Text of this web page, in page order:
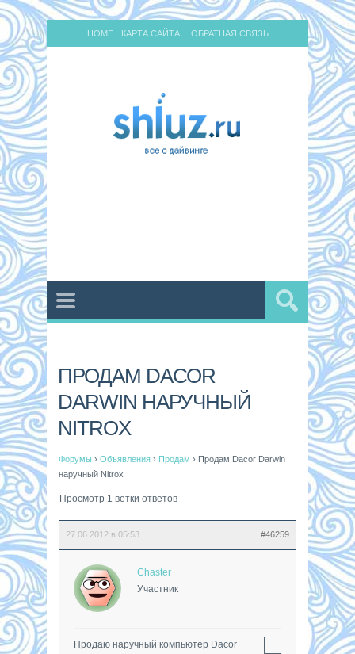
HOME КАРТА САЙТА ОБРАТНАЯ СВЯЗЬ
ПРОДАМ DACOR
DARWIN НАРУЧНЫЙ
NITROX
Форумы › Объявления › Продам › Продам Dacor Darwin
наручный Nitrox
Просмотр 1 ветки ответов
27.06.2012 в 05:53 #46259
Chaster
Участник
Продаю наручный компьютер Dacor